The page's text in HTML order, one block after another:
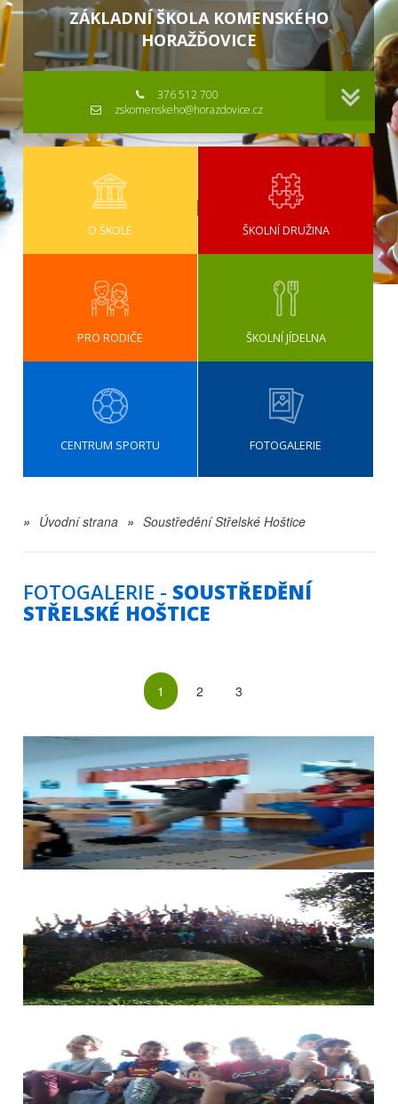
ZÁKLADNÍ ŠKOLA KOMENSKÉHO
HORAŽĎOVICE
376 512 700
zskomenskeho@horazdovice.cz
O ŠKOLE ŠKOLNÍ DRUŽINA
PRO RODIČE ŠKOLNÍ JÍDELNA
CENTRUM SPORTU FOTOGALERIE
» Úvodní strana » Soustředění Střelské Hoštice
FOTOGALERIE - SOUSTŘEDĚNÍ
STŘELSKÉ HOŠTICE
1 2 3